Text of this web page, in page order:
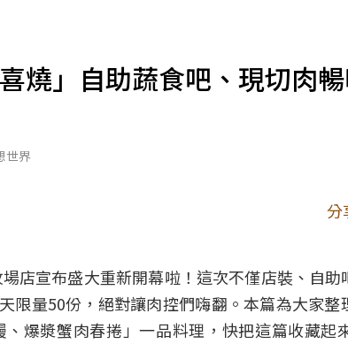
燒」自助蔬食吧、現切肉
世界
分
店宣布盛大重新開幕啦！這次不僅店裝、自
限量50份，絕對讓肉控們嗨翻。本篇為大家
爆漿蟹肉春捲」一品料理，快把這篇收藏起